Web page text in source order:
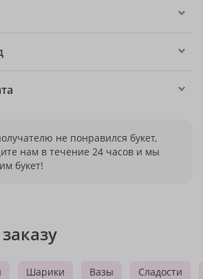
не понравился букет,
нам в течение 24 часов и мы
букет!
Шарики Вазы Сладости